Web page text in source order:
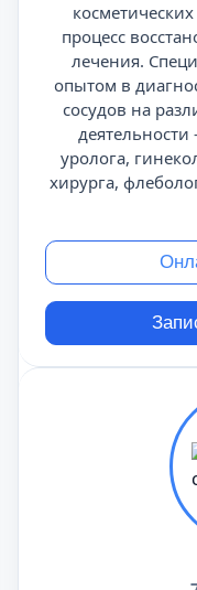
процесс
лечения.
опытом в
сосудов на
уролога,
хирурга,